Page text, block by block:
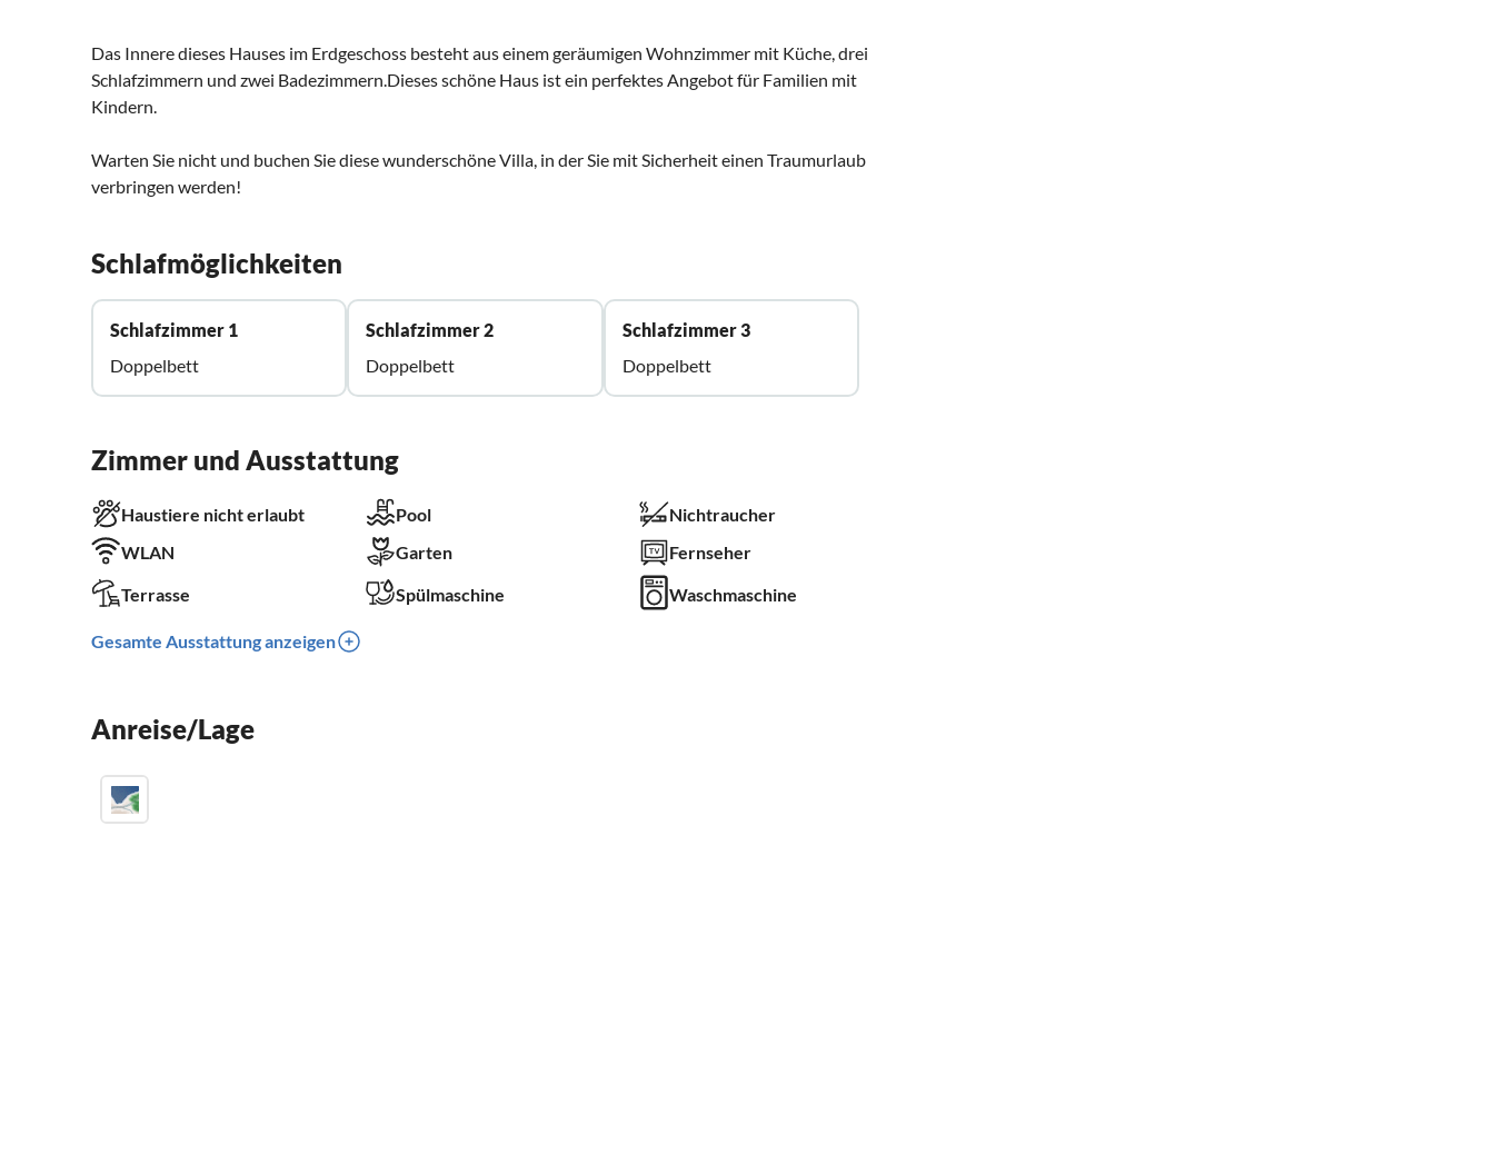
Das Innere dieses Hauses im Erdgeschoss besteht aus einem geräumigen Wohnzimmer mit Küche, drei
Schlafzimmern und zwei Badezimmern.Dieses schöne Haus ist ein perfektes Angebot für Familien mit
Kindern.
Warten Sie nicht und buchen Sie diese wunderschöne Villa, in der Sie mit Sicherheit einen Traumurlaub
verbringen werden!
Schlafmöglichkeiten
Schlafzimmer 1
Doppelbett
Schlafzimmer 2
Doppelbett
Schlafzimmer 3
Doppelbett
Zimmer und Ausstattung
Haustiere nicht erlaubt Pool
Nichtraucher
WLAN
Garten
Fernseher
Terrasse
Spülmaschine Waschmaschine
Gesamte Ausstattung anzeigen
Anreise/Lage